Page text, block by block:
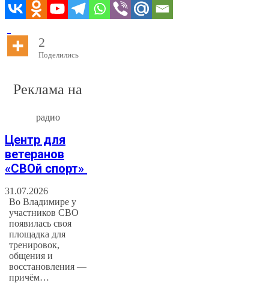
2
Поделились
Реклама на
радио
Центр для
ветеранов
«СВОй спорт»
31.07.2026
Во Владимире у
участников СВО
появилась своя
площадка для
тренировок,
общения и
восстановления —
причём…